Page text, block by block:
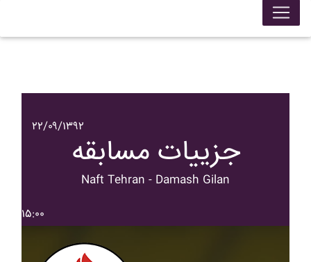
۲۲/۰۹/۱۳۹۲
جزییات مسابقه
Naft Tehran - Damash Gilan
۱۵:۰۰